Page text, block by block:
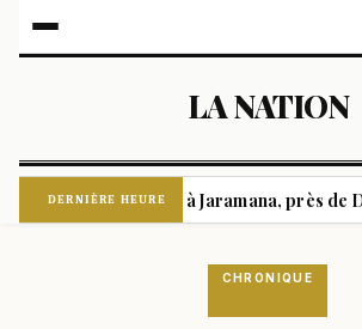
LA NATION
DERNIÈRE HEURE
blessés à Jaramana, près de Damas |
CHRONIQUE